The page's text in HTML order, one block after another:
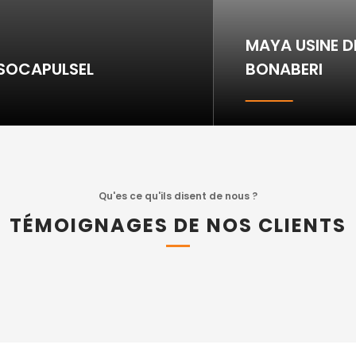
MAYA USINE
BONABERI
Qu'es ce qu'ils disent de nous ?
TÉMOIGNAGES DE NOS CLIENTS